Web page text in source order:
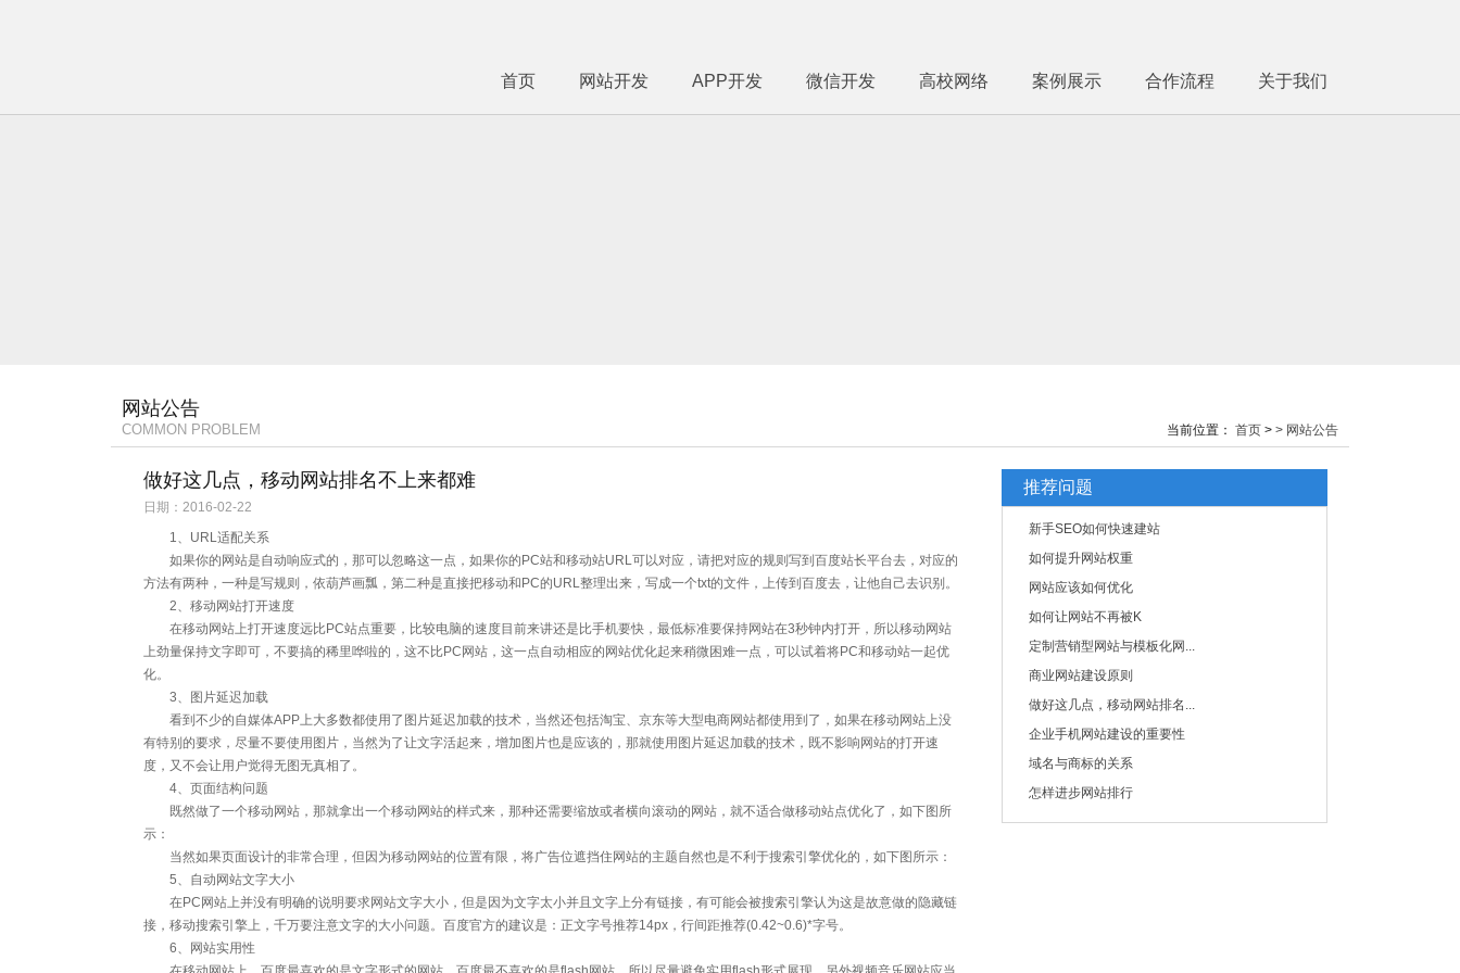
首页 网站开发 APP开发 微信开发 高校网络 案例展示 合作流程 关于我们
网站公告
COMMON PROBLEM 当前位置： 首页 > > 网站公告
做好这几点，移动网站排名不上来都难
日期：2016-02-22
1、URL适配关系
如果你的网站是自动响应式的，那可以忽略这一点，如果你的PC站和移动站URL可以对应，请把对应的规则写到百度站长平台去，对应的
方法有两种，一种是写规则，依葫芦画瓢，第二种是直接把移动和PC的URL整理出来，写成一个txt的文件，上传到百度去，让他自己去识别。
2、移动网站打开速度
在移动网站上打开速度远比PC站点重要，比较电脑的速度目前来讲还是比手机要快，最低标准要保持网站在3秒钟内打开，所以移动网站
上劲量保持文字即可，不要搞的稀里哗啦的，这不比PC网站，这一点自动相应的网站优化起来稍微困难一点，可以试着将PC和移动站一起优
化。
3、图片延迟加载
看到不少的自媒体APP上大多数都使用了图片延迟加载的技术，当然还包括淘宝、京东等大型电商网站都使用到了，如果在移动网站上没
有特别的要求，尽量不要使用图片，当然为了让文字活起来，增加图片也是应该的，那就使用图片延迟加载的技术，既不影响网站的打开速
度，又不会让用户觉得无图无真相了。
4、页面结构问题
既然做了一个移动网站，那就拿出一个移动网站的样式来，那种还需要缩放或者横向滚动的网站，就不适合做移动站点优化了，如下图所
示：
当然如果页面设计的非常合理，但因为移动网站的位置有限，将广告位遮挡住网站的主题自然也是不利于搜索引擎优化的，如下图所示：
5、自动网站文字大小
在PC网站上并没有明确的说明要求网站文字大小，但是因为文字太小并且文字上分有链接，有可能会被搜索引擎认为这是故意做的隐藏链
接，移动搜索引擎上，千万要注意文字的大小问题。百度官方的建议是：正文字号推荐14px，行间距推荐(0.42~0.6)*字号。
6、网站实用性
推荐问题
新手SEO如何快速建站
如何提升网站权重
网站应该如何优化
如何让网站不再被K
定制营销型网站与模板化网...
商业网站建设原则
做好这几点，移动网站排名...
企业手机网站建设的重要性
域名与商标的关系
怎样进步网站排行